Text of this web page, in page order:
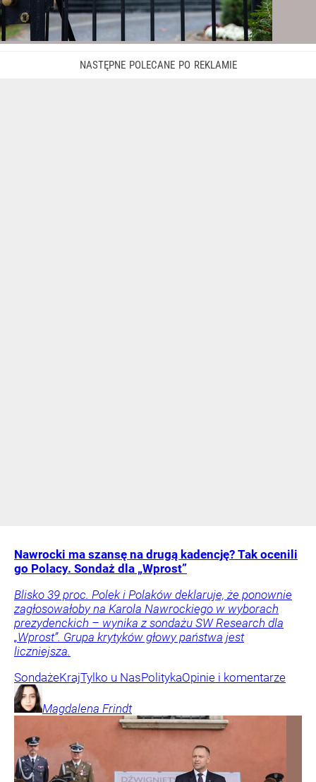
Nawrocki ma szansę na drugą kadencję? Tak ocenili
go Polacy. Sondaż dla „Wprost”
Blisko 39 proc. Polek i Polaków deklaruje, że ponownie
zagłosowałoby na Karola Nawrockiego w wyborach
prezydenckich – wynika z sondażu SW Research dla
„Wprost”. Grupa krytyków głowy państwa jest
liczniejsza.
SondażeKrajTylko u NasPolitykaOpinie i komentarze
Magdalena Frindt